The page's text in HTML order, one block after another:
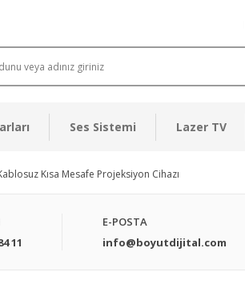
Ses Sistemi Lazer TV
Kısa Mesafe Projeksiyon Cihazı
11
E-POSTA
info@boyutdijital.com